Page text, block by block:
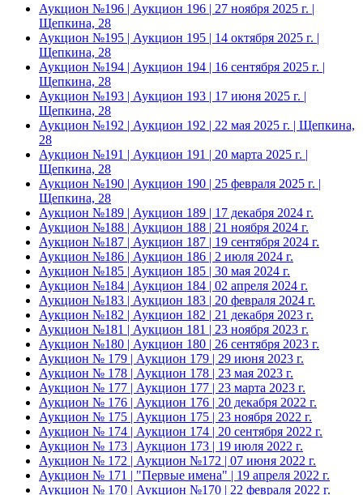
Аукцион №196 | Аукцион 196 | 27 ноября 2025 г. |
Щепкина, 28
Аукцион №195 | Аукцион 195 | 14 октября 2025 г. |
Щепкина, 28
Аукцион №194 | Аукцион 194 | 16 сентября 2025 г. |
Щепкина, 28
Аукцион №193 | Аукцион 193 | 17 июня 2025 г. |
Щепкина, 28
Аукцион №192 | Аукцион 192 | 22 мая 2025 г. | Щепкина,
28
Аукцион №191 | Аукцион 191 | 20 марта 2025 г. |
Щепкина, 28
Аукцион №190 | Аукцион 190 | 25 февраля 2025 г. |
Щепкина, 28
Аукцион №189 | Аукцион 189 | 17 декабря 2024 г.
Аукцион №188 | Аукцион 188 | 21 ноября 2024 г.
Аукцион №187 | Аукцион 187 | 19 сентября 2024 г.
Аукцион №186 | Аукцион 186 | 2 июля 2024 г.
Аукцион №185 | Аукцион 185 | 30 мая 2024 г.
Аукцион №184 | Аукцион 184 | 02 апреля 2024 г.
Аукцион №183 | Аукцион 183 | 20 февраля 2024 г.
Аукцион №182 | Аукцион 182 | 21 декабря 2023 г.
Аукцион №181 | Аукцион 181 | 23 ноября 2023 г.
Аукцион №180 | Аукцион 180 | 26 сентября 2023 г.
Аукцион № 179 | Аукцион 179 | 29 июня 2023 г.
Аукцион № 178 | Аукцион 178 | 23 мая 2023 г.
Аукцион № 177 | Аукцион 177 | 23 марта 2023 г.
Аукцион № 176 | Аукцион 176 | 20 декабря 2022 г.
Аукцион № 175 | Аукцион 175 | 23 ноября 2022 г.
Аукцион № 174 | Аукцион 174 | 20 сентября 2022 г.
Аукцион № 173 | Аукцион 173 | 19 июля 2022 г.
Аукцион № 172 | Аукцион №172 | 07 июня 2022 г.
Аукцион № 171 | "Первые имена" | 19 апреля 2022 г.
Аукцион № 170 | Аукцион №170 | 22 февраля 2022 г.